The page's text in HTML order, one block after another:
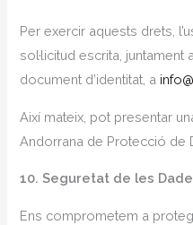
Per exercir aquests drets,
sol·licitud escrita,
document d’identitat, a
Així mateix, pot presentar
Andorrana de Protecció de
10. Seguretat de les
Ens comprometem a